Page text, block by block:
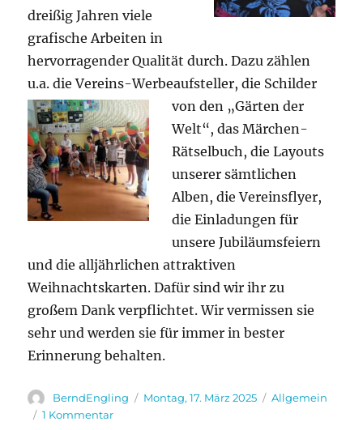
dreißig Jahren viele
grafische Arbeiten in
hervorragender Qualität durch. Dazu zählen
u.a. die Vereins-Werbeaufsteller, die Schilder
von den „Gärten der
Welt“, das Märchen-
Rätselbuch, die Layouts
unserer sämtlichen
Alben, die Vereinsflyer,
die Einladungen für
unsere Jubiläumsfeiern
und die alljährlichen attraktiven
Weihnachtskarten. Dafür sind wir ihr zu
großem Dank verpflichtet. Wir vermissen sie
sehr und werden sie für immer in bester
Erinnerung behalten.
Autor
BerndEngling
Veröffentlicht
Montag, 17. März 2025 Kategorien
Allgemein
1 Kommentarzu